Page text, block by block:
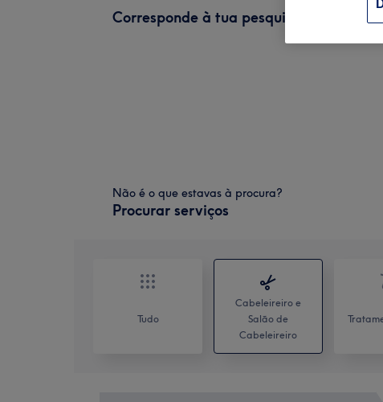
Corresponde à tua pesquisa
Não é o que estavas à procura?
Procurar serviços
Tudo
Cabeleireiro e
Salão de
Cabeleireiro